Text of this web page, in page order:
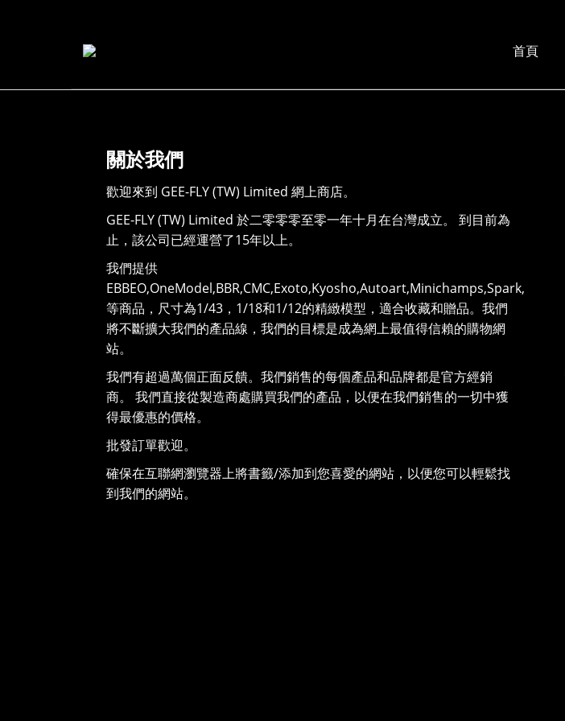
首頁
關於我們
歡迎來到 GEE-FLY (TW) Limited 網上商店。
GEE-FLY (TW) Limited 於二零零零至零一年十月在台灣成立。 到目前為
止，該公司已經運營了15年以上。
我們提供
EBBEO,OneModel,BBR,CMC,Exoto,Kyosho,Autoart,Minichamps,Spark,
等商品，尺寸為1/43，1/18和1/12的精緻模型，適合收藏和贈品。我們
將不斷擴大我們的產品線，我們的目標是成為網上最值得信賴的購物網
站。
我們有超過萬個正面反饋。我們銷售的每個產品和品牌都是官方經銷
商。 我們直接從製造商處購買我們的產品，以便在我們銷售的一切中獲
得最優惠的價格。
批發訂單歡迎。
確保在互聯網瀏覽器上將書籤/添加到您喜愛的網站，以便您可以輕鬆找
到我們的網站。